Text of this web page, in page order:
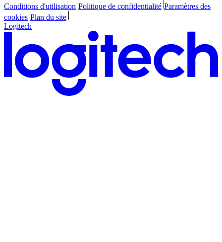
Conditions d'utilisation Politique de confidentialité Paramètres des
cookies Plan du site
Logitech